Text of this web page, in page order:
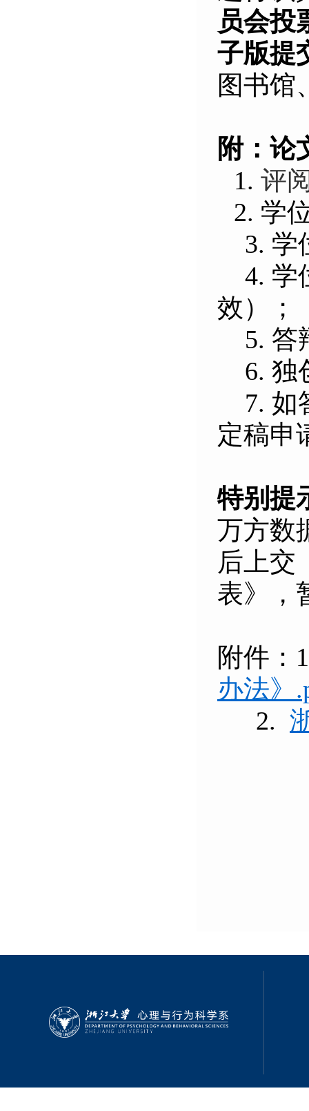
员会投
子版提
图书馆
附：论
1. 评
2. 学
3. 学
4. 学
效）；
5. 答
6. 独
7. 如
定稿申
特别提
万方数
后上交
表》，
附件：
办法》
2.